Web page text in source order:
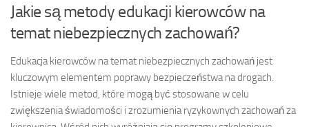
Jakie są metody edukacji kierowców na
temat niebezpiecznych zachowań?
Edukacja kierowców na temat niebezpiecznych zachowań jest
kluczowym elementem poprawy bezpieczeństwa na drogach.
Istnieje wiele metod, które mogą być stosowane w celu
zwiększenia świadomości i zrozumienia ryzykownych zachowań za